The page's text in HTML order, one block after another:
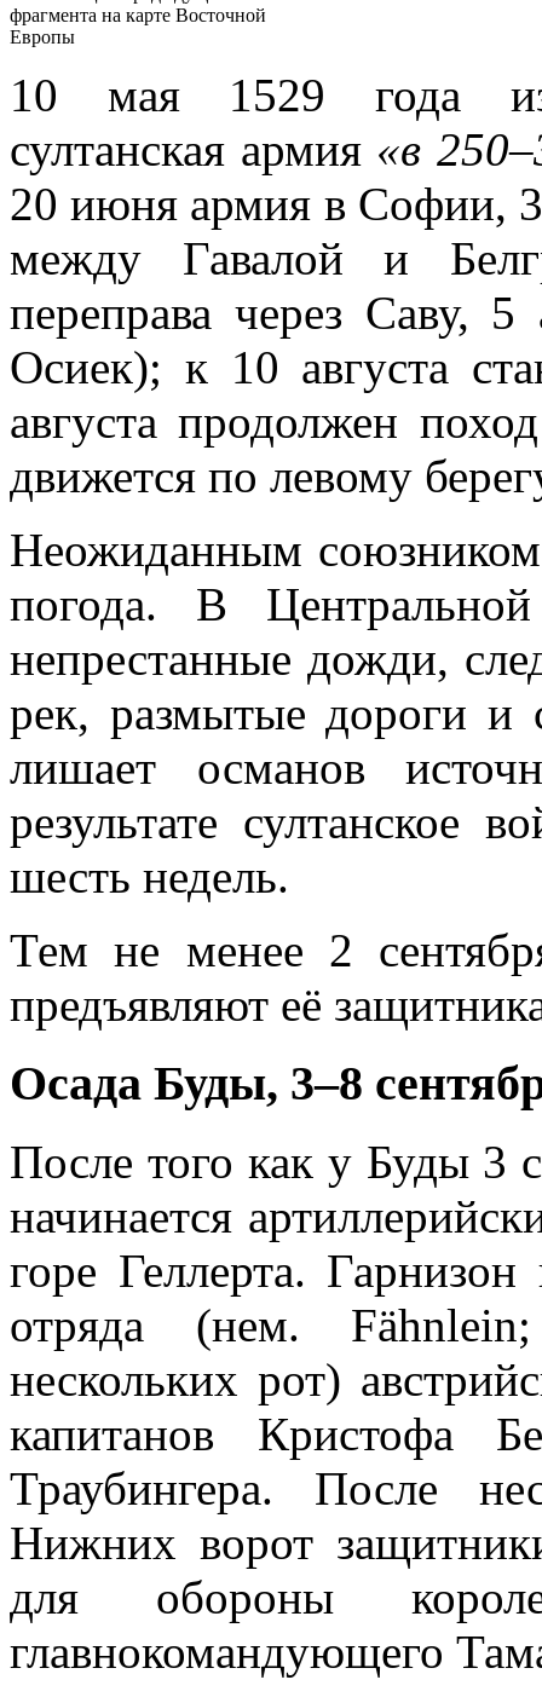
фрагмента на карте Восточной
Европы
10 мая 1529 года из
султанская армия «в
20 июня армия в
между Гавалой и
переправа через Саву,
Осиек); к 10 августа
августа продолжен
движется по левому
Неожиданным союзником
погода. В
непрестанные дожди,
рек, размытые дороги
лишает османов
результате султанское
шесть недель.
Тем не менее 2
предъявляют её
Осада Буды, 3–8
После того как у Буды 3
начинается
горе Геллерта.
отряда (нем.
нескольких рот)
капитанов Кристофа
Траубингера. После
Нижних ворот
для обороны
главнокомандующего